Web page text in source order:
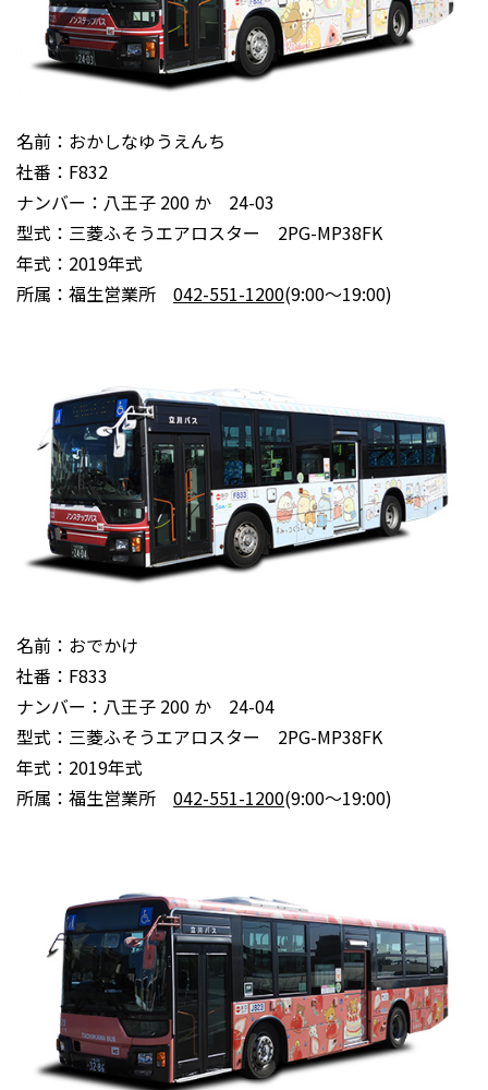
名前：おかしなゆうえんち
社番：F832
ナンバー：八王子 200 か 24-03
型式：三菱ふそうエアロスター 2PG-MP38FK
年式：2019年式
所属：福生営業所 042-551-1200(9:00～19:00)
名前：おでかけ
社番：F833
ナンバー：八王子 200 か 24-04
型式：三菱ふそうエアロスター 2PG-MP38FK
年式：2019年式
所属：福生営業所 042-551-1200(9:00～19:00)